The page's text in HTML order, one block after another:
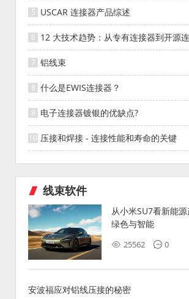
USCAR 连接器产品综述
12 大技术趋势：从专有连接器到开源
器的演变
铝线束
什么是EWIS连接器？
电子连接器镀银的优缺点?
压接和焊接 - 连接性能和寿命的关键
线束软件
从小米SU7看新能
绿色与智能
25562 0
安波福应对铝线压接的秘密